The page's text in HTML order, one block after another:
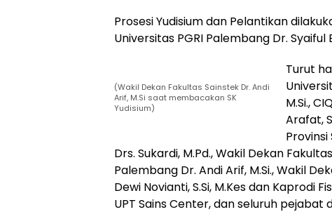
Prosesi Yudisium dan Pelantikan
Universitas PGRI Palembang Dr. Syaiful
(Wakil Dekan Fakultas Sainstek Dr. Andi
Arif, M.Si saat membacakan SK
Yudisium)
Turut
M.Si.,
Arafat,
Provinsi
Drs. Sukardi, M.Pd., Wakil Dekan
Palembang Dr. Andi Arif, M.Si., Wakil
Dewi Novianti, S.Si, M.Kes dan Kaprodi
UPT Sains Center, dan seluruh pejabat